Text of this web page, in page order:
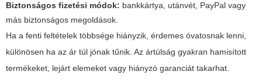
Biztonságos fizetési módok: bankkártya, utánvét, PayPal vagy
más biztonságos megoldások.
Ha a fenti feltételek többsége hiányzik, érdemes óvatosnak lenni,
különösen ha az ár túl jónak tűnik. Az ártúlság gyakran hamisított
termékeket, lejárt elemeket vagy hiányzó garanciát takarhat.